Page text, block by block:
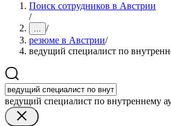
Поиск сотрудников в Австрии
/
... /
резюме в Австрии/
ведущий специалист по
ведущий специалист по внутреннему